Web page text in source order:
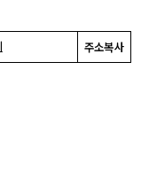
주소복사